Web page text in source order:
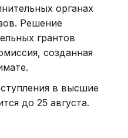
органах
Решение
грантов
созданная
в высшие
до 25 августа.